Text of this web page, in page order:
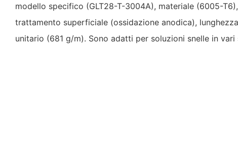
modello specifico (GLT28-T-3004A), materiale (6005-
trattamento superficiale (ossidazione anodica),
unitario (681 g/m). Sono adatti per soluzioni snelle in vari